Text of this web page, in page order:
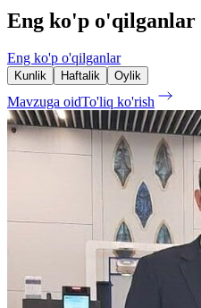
Eng ko'p o'qilganlar
Eng ko'p o'qilganlar
Kunlik Haftalik Oylik
Mavzuga oidTo'liq ko'rish